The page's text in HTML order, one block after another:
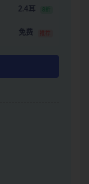
2.4耳 8折
免费 推荐